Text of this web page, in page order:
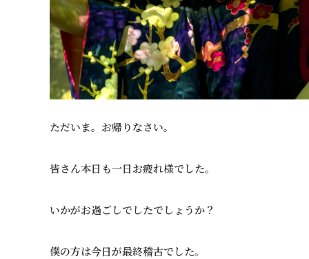
ただいま。お帰りなさい。
皆さん本日も一日お疲れ様でした。
いかがお過ごしでしたでしょうか？
僕の方は今日が最終稽古でした。